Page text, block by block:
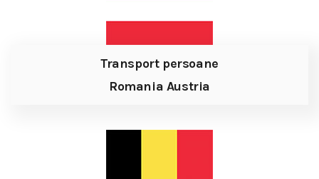
Transport persoane
Romania Austria